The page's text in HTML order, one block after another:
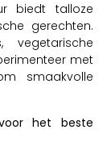
biedt talloze
gerechten.
vegetarische
met
smaakvolle
het beste